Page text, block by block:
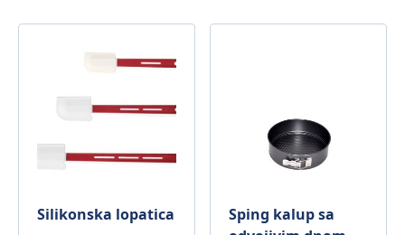
Silikonska lopatica
Sping kalup sa